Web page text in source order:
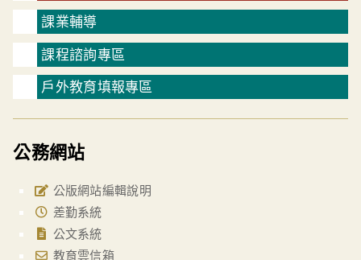
課業輔導
課程諮詢專區
戶外教育填報專區
公務網站
公版網站編輯說明
差勤系統
公文系統
教育雲信箱